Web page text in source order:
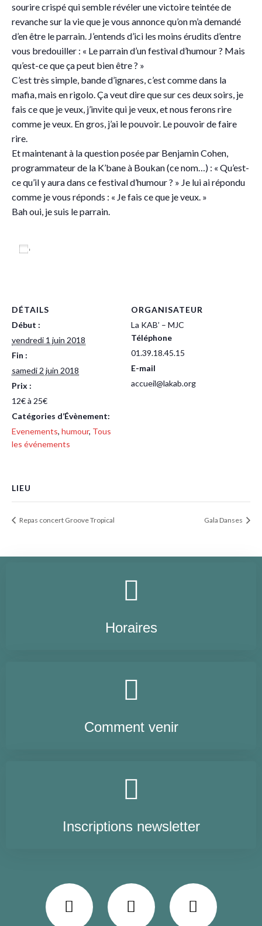
sourire crispé qui semble révéler une victoire teintée de
revanche sur la vie que je vous annonce qu’on m’a demandé
d’en être le parrain. J’entends d’ici les moins érudits d’entre
vous bredouiller : « Le parrain d’un festival d’humour ? Mais
qu’est-ce que ça peut bien être ? »
C’est très simple, bande d’ignares, c’est comme dans la
mafia, mais en rigolo. Ça veut dire que sur ces deux soirs, je
fais ce que je veux, j’invite qui je veux, et nous ferons rire
comme je veux. En gros, j’ai le pouvoir. Le pouvoir de faire
rire.
Et maintenant à la question posée par Benjamin Cohen,
programmateur de la K’bane à Boukan (ce nom…) : « Qu’est-
ce qu’il y aura dans ce festival d’humour ? » Je lui ai répondu
comme je vous réponds : « Je fais ce que je veux. »
Bah oui, je suis le parrain.
DÉTAILS
Début :
vendredi 1 juin 2018
Fin :
samedi 2 juin 2018
Prix :
12€ à 25€
Catégories d’Évènement:
Evenements, humour, Tous
les événements
ORGANISATEUR
La KAB’ – MJC
Téléphone
01.39.18.45.15
E-mail
accueil@lakab.org
LIEU
Repas concert Groove Tropical Gala Danses
Horaires
Comment venir
Inscriptions newsletter